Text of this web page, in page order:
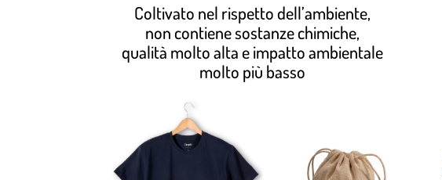
Coltivato nel rispetto dell’ambiente,
non contiene sostanze chimiche,
qualità molto alta e impatto ambientale
molto più basso